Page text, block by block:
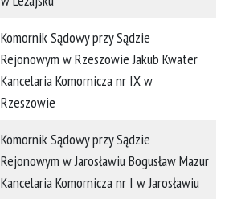
Komornik Sądowy przy Sądzie
Rejonowym w Rzeszowie Jakub Kwater
Kancelaria Komornicza nr IX w
Rzeszowie
Komornik Sądowy przy Sądzie
Rejonowym w Jarosławiu Bogusław Mazur
Kancelaria Komornicza nr I w Jarosławiu